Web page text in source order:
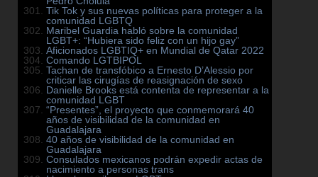
Tik Tok y sus nuevas políticas para proteger a la
comunidad LGBTQ
Maribel Guardia habló sobre la comunidad
LGBT+: “Hubiera sido feliz con un hijo gay”
Aficionados LGBTIQ+ en Mundial de Qatar 2022
Comando LGTBIPOL
Tachan de transfóbico a Ernesto D’Alessio por
criticar las cirugías de reasignación de sexo
Danielle Brooks está contenta de representar a la
comunidad LGBT
“Presentes”, el proyecto que conmemorará 40
años de visibilidad de la comunidad en
Guadalajara
40 años de visibilidad de la comunidad en
Guadalajara
Consulados mexicanos podrán expedir actas de
nacimiento a personas trans